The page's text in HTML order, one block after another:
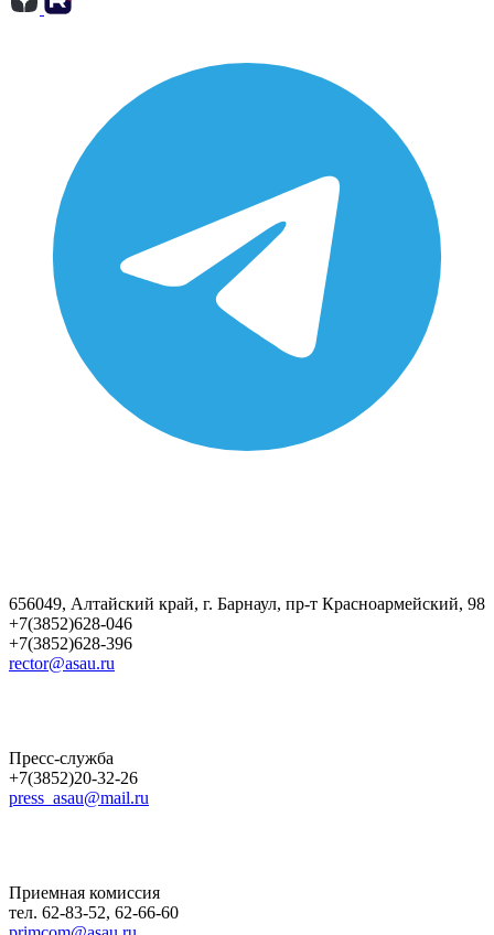
656049, Алтайский край, г. Барнаул, пр-т Красноармейский, 98
+7(3852)628-046
+7(3852)628-396
rector@asau.ru
Пресс-служба
+7(3852)20-32-26
press_asau@mail.ru
Приемная комиссия
тел. 62-83-52, 62-66-60